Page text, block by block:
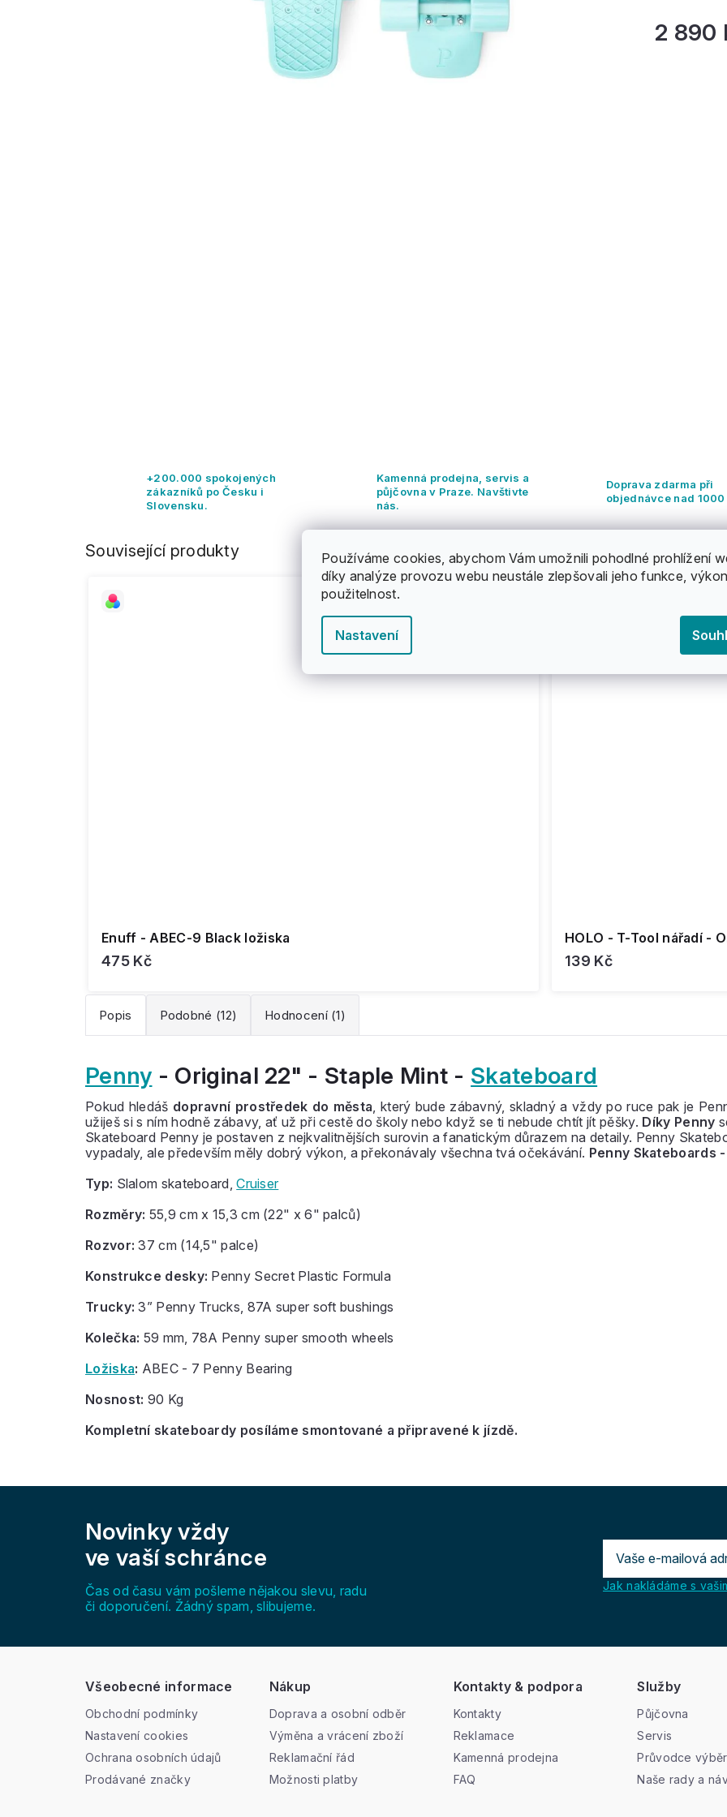
Používáme cookies, abychom Vám umožnili pohodlné prohlížení
díky analýze provozu webu neustále zlepšovali jeho funkce,
použitelnost.
Nastavení
2 890
+200.000 spokojených
zákazníků po Česku i
Slovensku.
Kamenná prodejna, servis a
půjčovna v Praze. Navštivte
nás.
Doprava zdarma při
objednávce nad 1000
Související produkty
Enuff - ABEC-9 Black ložiska
475 Kč
HOLO - T-Tool nářadí -
139 Kč
Popis Podobné (12) Hodnocení (1)
Penny - Original 22" - Staple Mint - Skateboard
Pokud hledáš dopravní prostředek do města , který bude zábavný, skladný a vždy po ruce pak je
užiješ si s ním hodně zábavy, ať už při cestě do školy nebo když se ti nebude chtít jít pěšky. Díky Penny
Skateboard Penny je postaven z nejkvalitnějších surovin a fanatickým důrazem na detaily. Penny
vypadaly, ale především měly dobrý výkon, a překonávaly všechna tvá očekávání. Penny Skateboards
Typ: Slalom skateboard,Cruiser
Rozměry: 55,9 cm x 15,3 cm (22" x 6" palců)
Rozvor:37 cm (14,5" palce)
Konstrukce desky: Penny Secret Plastic Formula
Trucky: 3” Penny Trucks, 87A super soft bushings
Kolečka: 59 mm, 78A Penny super smooth wheels
Ložiska: ABEC - 7 Penny Bearing
Nosnost: 90 Kg
Kompletní skateboardy posíláme smontované a připravené k jízdě.
Novinky vždy
ve vaší schránce
Čas od času vám pošleme nějakou slevu, radu
či doporučení. Žádný spam, slibujeme.
Jak nakládáme s
Všeobecné informace
Obchodní podmínky
Nastavení cookies
Ochrana osobních údajů
Prodávané značky
Nákup
Doprava a osobní odběr
Výměna a vrácení zboží
Reklamační řád
Možnosti platby
Kontakty & podpora
Kontakty
Reklamace
Kamenná prodejna
FAQ
Služby
Půjčovna
Servis
Průvodce
Naše rady a